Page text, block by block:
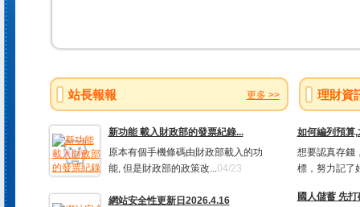
站長報報 更多 >>
新功能 載入財政部的發票紀錄...
原本有個手機條碼由財政部載入的功
能, 但是財政部的政策改...04/23
網站安全性更新日2026.4.16
理財資
如何編列預算
想要認真存錢
標，努力記了
國人儲蓄 先